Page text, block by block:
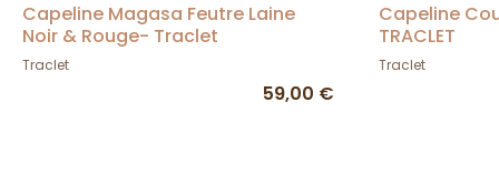
Capeline Magasa Feutre Laine
Noir & Rouge- Traclet
Traclet
59,00 €
Capeline
TRACLET
Traclet